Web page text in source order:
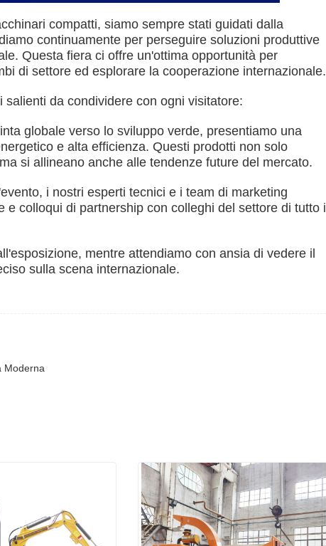
compatti, siamo sempre stati guidati dalla
continuamente per perseguire soluzioni produttive
Questa fiera ci offre un'ottima opportunità per
di settore ed esplorare la cooperazione internazionale.
da condividere con ogni visitatore:
globale verso lo sviluppo verde, presentiamo una
e alta efficienza. Questi prodotti non solo
si allineano anche alle tendenze future del mercato.
i nostri esperti tecnici e i team di marketing
colloqui di partnership con colleghi del settore di tutto il
mentre attendiamo con ansia di vedere il
sulla scena internazionale.
Moderna